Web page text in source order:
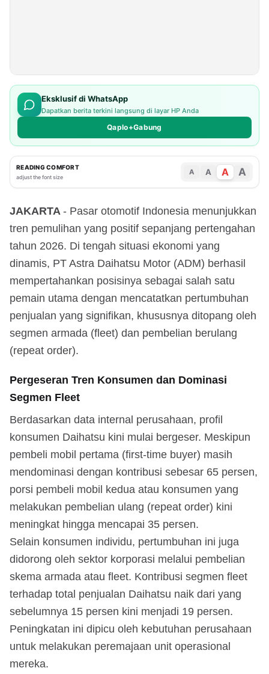
Eksklusif di WhatsApp
Dapatkan berita terkini langsung di layar HP Anda
Qaplo+Gabung
READING COMFORT
adjust the font size
A A A A
JAKARTA - Pasar otomotif Indonesia menunjukkan
tren pemulihan yang positif sepanjang pertengahan
tahun 2026. Di tengah situasi ekonomi yang
dinamis, PT Astra Daihatsu Motor (ADM) berhasil
mempertahankan posisinya sebagai salah satu
pemain utama dengan mencatatkan pertumbuhan
penjualan yang signifikan, khususnya ditopang oleh
segmen armada (fleet) dan pembelian berulang
(repeat order).
Pergeseran Tren Konsumen dan Dominasi
Segmen Fleet
Berdasarkan data internal perusahaan, profil
konsumen Daihatsu kini mulai bergeser. Meskipun
pembeli mobil pertama (first-time buyer) masih
mendominasi dengan kontribusi sebesar 65 persen,
porsi pembeli mobil kedua atau konsumen yang
melakukan pembelian ulang (repeat order) kini
meningkat hingga mencapai 35 persen.
Selain konsumen individu, pertumbuhan ini juga
didorong oleh sektor korporasi melalui pembelian
skema armada atau fleet. Kontribusi segmen fleet
terhadap total penjualan Daihatsu naik dari yang
sebelumnya 15 persen kini menjadi 19 persen.
Peningkatan ini dipicu oleh kebutuhan perusahaan
untuk melakukan peremajaan unit operasional
mereka.